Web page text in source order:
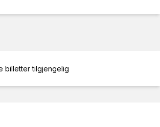
billetter tilgjengelig